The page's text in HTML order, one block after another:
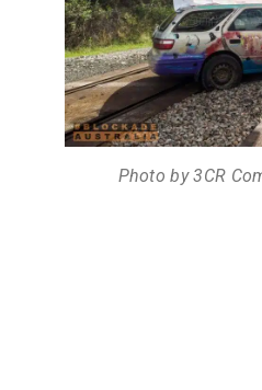
Photo by 3CR